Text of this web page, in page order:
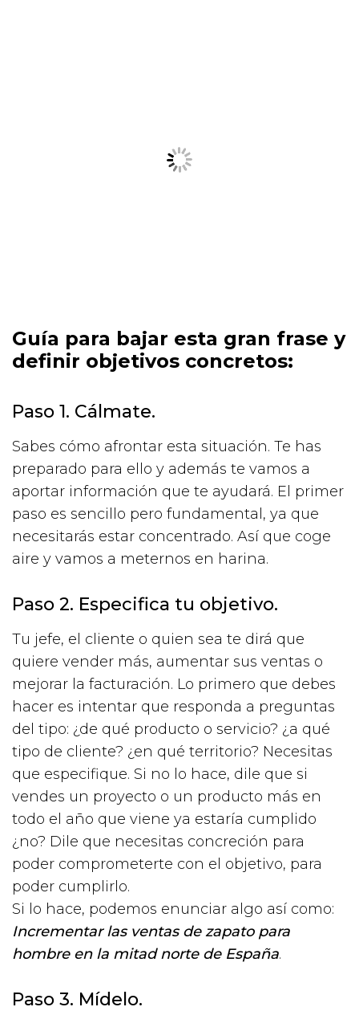
Guía para bajar esta gran frase y
definir objetivos concretos:
Paso 1. Cálmate.
Sabes cómo afrontar esta situación. Te has
preparado para ello y además te vamos a
aportar información que te ayudará. El primer
paso es sencillo pero fundamental, ya que
necesitarás estar concentrado. Así que coge
aire y vamos a meternos en harina.
Paso 2. Especifica tu objetivo.
Tu jefe, el cliente o quien sea te dirá que
quiere vender más, aumentar sus ventas o
mejorar la facturación. Lo primero que debes
hacer es intentar que responda a preguntas
del tipo: ¿de qué producto o servicio? ¿a qué
tipo de cliente? ¿en qué territorio? Necesitas
que especifique. Si no lo hace, dile que si
vendes un proyecto o un producto más en
todo el año que viene ya estaría cumplido
¿no? Dile que necesitas concreción para
poder comprometerte con el objetivo, para
poder cumplirlo.
Si lo hace, podemos enunciar algo así como:
Incrementar las ventas de zapato para
hombre en la mitad norte de España.
Paso 3. Mídelo.